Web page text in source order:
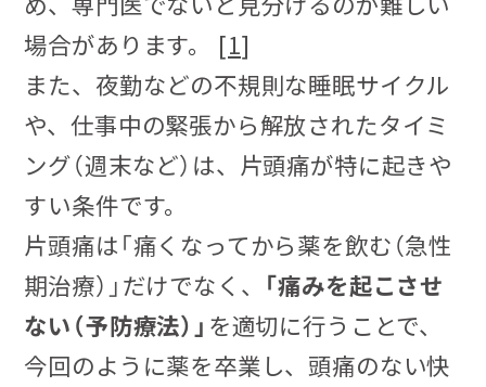
場合があります。 [1]
また、夜勤などの不規則な睡眠サイクル
や、仕事中の緊張から解放されたタイミ
ング（週末など）は、片頭痛が特に起きや
すい条件です。
片頭痛は「痛くなってから薬を飲む（急性
期治療）」だけでなく、 「痛みを起こさせ
ない（予防療法）」 を適切に行うことで、
今回のように薬を卒業し、頭痛のない快